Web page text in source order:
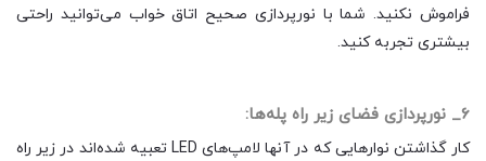
فراموش نکنید. شما با نورپردازی صحیح اتاق خواب می‌توانید راحتی
بیشتری تجربه کنید.
6_ نورپردازی فضای زیر راه پله‌ها:
کار گذاشتن نوارهایی که در آنها لامپ‌های LED تعبیه شده‌اند در زیر راه